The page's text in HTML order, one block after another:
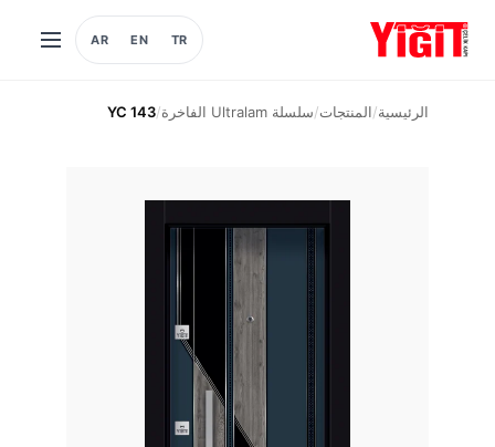
TR
EN
AR
فتح
الرئيسية/المنتجات/سلسلة Ultralam الفاخرة /
YC 143